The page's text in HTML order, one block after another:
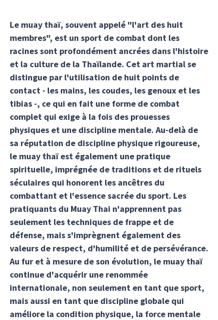
Le muay thaï, souvent appelé "l'art des huit
membres", est un sport de combat dont les
racines sont profondément ancrées dans l'histoire
et la culture de la Thaïlande. Cet art martial se
distingue par l'utilisation de huit points de
contact - les mains, les coudes, les genoux et les
tibias -, ce qui en fait une forme de combat
complet qui exige à la fois des prouesses
physiques et une discipline mentale. Au-delà de
sa réputation de discipline physique rigoureuse,
le muay thaï est également une pratique
spirituelle, imprégnée de traditions et de rituels
séculaires qui honorent les ancêtres du
combattant et l'essence sacrée du sport. Les
pratiquants du Muay Thai n'apprennent pas
seulement les techniques de frappe et de
défense, mais s'imprègnent également des
valeurs de respect, d'humilité et de persévérance.
Au fur et à mesure de son évolution, le muay thaï
continue d'acquérir une renommée
internationale, non seulement en tant que sport,
mais aussi en tant que discipline globale qui
améliore la condition physique, la force mentale